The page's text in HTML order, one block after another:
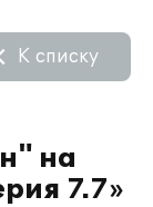
на
7.7»
К списку